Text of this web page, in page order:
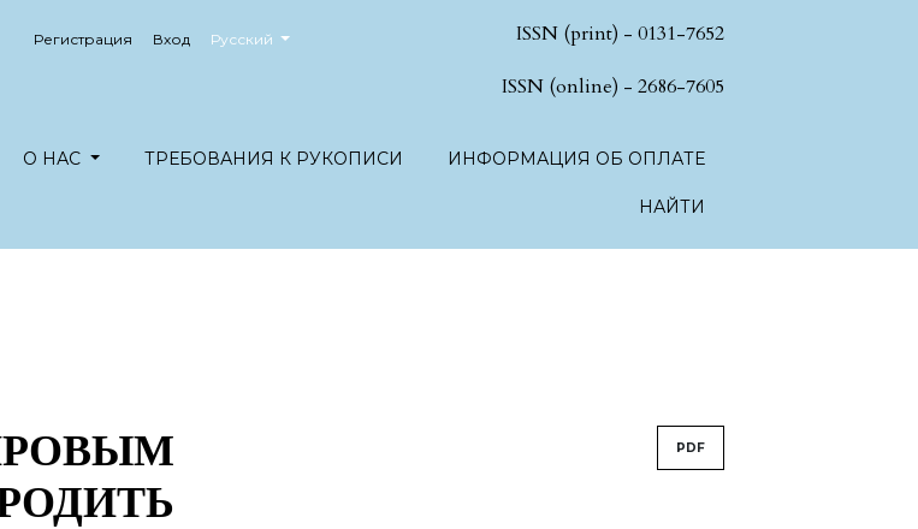
Регистрация Вход ##plugins.themes.healthSciences.language.toggle##
Русский
ISSN (print) - 0131-7652
ISSN (online) - 2686-7605
О НАС ТРЕБОВАНИЯ К РУКОПИСИ ИНФОРМАЦИЯ ОБ ОПЛАТЕ
НАЙТИ
PDF